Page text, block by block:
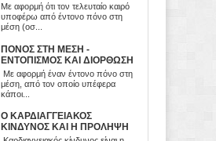
Με αφορμή ότι τον τελευταίο καιρό
υποφέρω από έντονο πόνο στη
μέση (οσ...
ΠΟΝΟΣ ΣΤΗ ΜΕΣΗ -
ΕΝΤΟΠΙΣΜΟΣ ΚΑΙ ΔΙΟΡΘΩΣΗ
ΤΟΥ ΠΡΟΒΛΗΜΑΤΟΣ
Με αφορμή έναν έντονο πόνο στη
μέση, από τον οποίο υπέφερα
κάποι...
Ο ΚΑΡΔΙΑΓΓΕΙΑΚΟΣ
ΚΙΝΔΥΝΟΣ ΚΑΙ Η ΠΡΟΛΗΨΗ
ΤΟΥ